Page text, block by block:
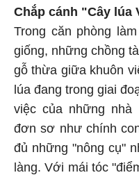
Chắp cánh "Cây lúa
Trong căn phòng
giống, những chồng
gỗ thừa giữa khuôn
lúa đang trong giai
việc của những nhà
đơn sơ như chính
đủ những "nông cụ"
làng. Với mái tóc